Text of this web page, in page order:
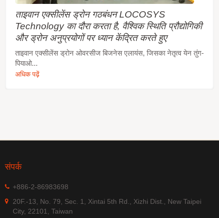
ताइवान एक्सीलेंस ड्रोन गठबंधन LOCOSYS
Technology का दौरा करता है, वैश्विक स्थिति प्रौद्योगिकी
और ड्रोन अनुप्रयोगों पर ध्यान केंद्रित करते हुए
ताइवान एक्सीलेंस ड्रोन ओवरसीज बिजनेस एलायंस, जिसका नेतृत्व येन तुंग-
पियाओ...
अधिक पढ़ें
संपर्क
+886-2-86983698
20F.-13, No. 79, Sec. 1, Xintai 5th Rd., Xizhi Dist., New Taipei
City, 22101, Taiwan